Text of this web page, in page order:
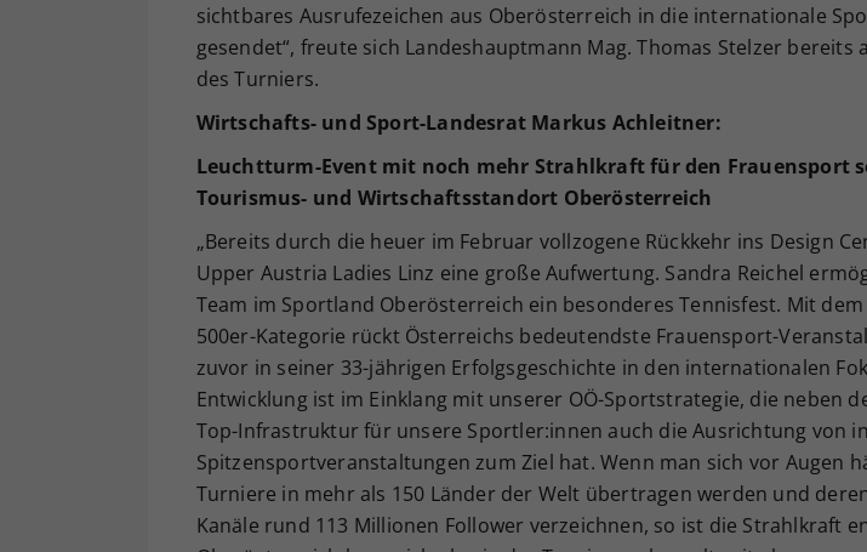
sichtbares Ausrufezeichen aus Oberösterreich in die internationale
gesendet“, freute sich Landeshauptmann Mag. Thomas Stelzer bereits
des Turniers.
Wirtschafts- und Sport-Landesrat Markus Achleitner:
Leuchtturm-Event mit noch mehr Strahlkraft für den Frauensport
Tourismus- und Wirtschaftsstandort Oberösterreich
„Bereits durch die heuer im Februar vollzogene Rückkehr ins Design
Upper Austria Ladies Linz eine große Aufwertung. Sandra Reichel
Team im Sportland Oberösterreich ein besonderes Tennisfest. Mit
500er-Kategorie rückt Österreichs bedeutendste Frauensport-
zuvor in seiner 33-jährigen Erfolgsgeschichte in den internationalen
Entwicklung ist im Einklang mit unserer OÖ-Sportstrategie, die neben
Top-Infrastruktur für unsere Sportler:innen auch die Ausrichtung von
Spitzensportveranstaltungen zum Ziel hat. Wenn man sich vor Augen
Turniere in mehr als 150 Länder der Welt übertragen werden und
Kanäle rund 113 Millionen Follower verzeichnen, so ist die Strahlkraft